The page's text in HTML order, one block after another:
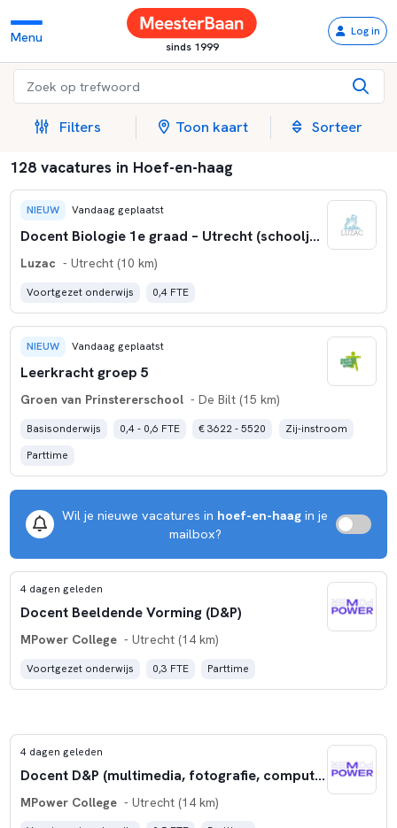
Menu
sinds 1999
Log in
Filters Toon kaart Sorteer
128 vacatures in Hoef-en-haag
NIEUW Vandaag geplaatst
Docent Biologie 1e graad – Utrecht (schooljaar 2026-2027)
Luzac - Utrecht (10 km)
Voortgezet onderwijs 0,4 FTE
NIEUW Vandaag geplaatst
Leerkracht groep 5
Groen van Prinstererschool - De Bilt (15 km)
Basisonderwijs 0,4 - 0,6 FTE € 3622 - 5520
Zij-instroom
Parttime
Wil je nieuwe vacatures in hoef-en-haag in je
mailbox?
4 dagen geleden
Docent Beeldende Vorming (D&P)
MPower College - Utrecht (14 km)
Voortgezet onderwijs 0,3 FTE Parttime
4 dagen geleden
Docent D&P (multimedia, fotografie, computervaardigheden)
MPower College - Utrecht (14 km)